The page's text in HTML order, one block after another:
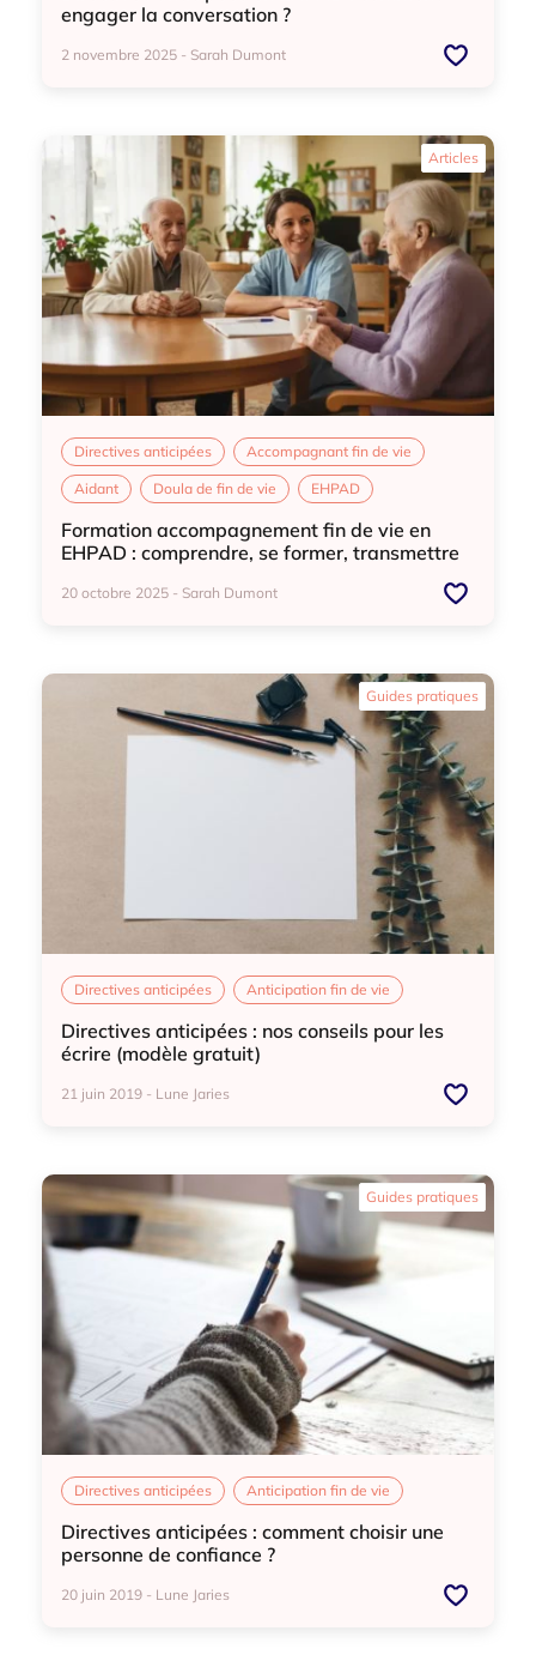
engager la conversation ?
2 novembre 2025 - Sarah Dumont
Aidant Doula de fin de vie EHPAD
Directives anticipées Accompagnant fin de vie
Aidant Doula de fin de vie EHPAD
Formation accompagnement fin de vie en
EHPAD : comprendre, se former, transmettre
20 octobre 2025 - Sarah Dumont
Articles
Doula de fin de vie EHPAD
Directives anticipées Anticipation fin de vie
Directives anticipées : nos conseils pour les
écrire (modèle gratuit)
21 juin 2019 - Lune Jaries
Guides pratiques
Directives anticipées Anticipation fin de vie
Directives anticipées : comment choisir une
personne de confiance ?
20 juin 2019 - Lune Jaries
Guides pratiques